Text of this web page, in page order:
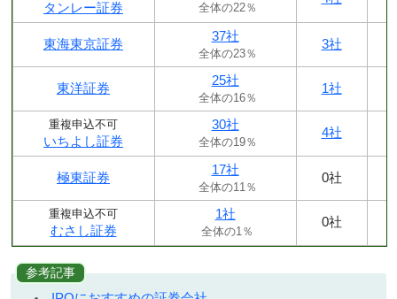
タンレー証券 全体の22％
東海東京証券
37社
全体の23％
3社
東洋証券
25社
全体の16％
1社
重複申込不可
いちよし証券
30社
全体の19％
4社
極東証券
17社
全体の11％
0社
重複申込不可
むさし証券
1社
全体の1％
0社
参考記事